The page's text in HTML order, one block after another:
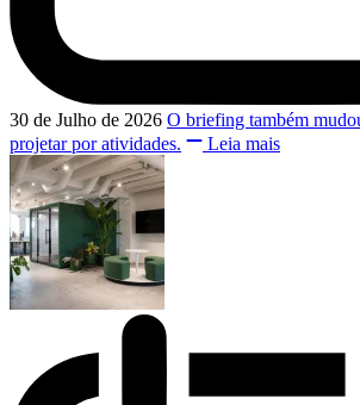
30 de Julho de 2026 O briefing também
projetar por atividades.
Leia mais